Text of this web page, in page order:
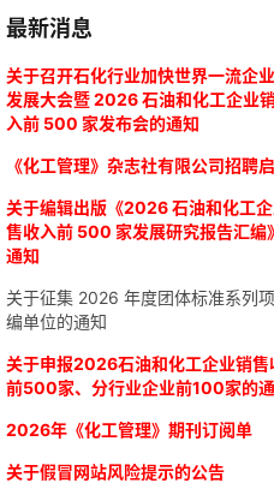
最新消息
关于召开石化行业加快世界一流企
发展大会暨 2026 石油和化工企业
入前 500 家发布会的通知
《化工管理》杂志社有限公司招聘
关于编辑出版《2026 石油和化工
售收入前 500 家发展研究报告汇编
通知
关于征集 2026 年度团体标准系列
编单位的通知
关于申报2026石油和化工企业销售
前500家、分行业企业前100家的
2026年《化工管理》期刊订阅单
关于假冒网站风险提示的公告